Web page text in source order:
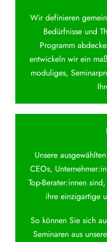
Wir definieren
Bedürfnisse und
Programm
entwickeln wir ein
moduliges,
Unsere
CEOs,
Top-Berater:innen
ihre einzigartige
So können Sie sich
Seminaren aus